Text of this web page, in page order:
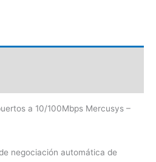
a 10/100Mbps Mercusys –
negociación automática de